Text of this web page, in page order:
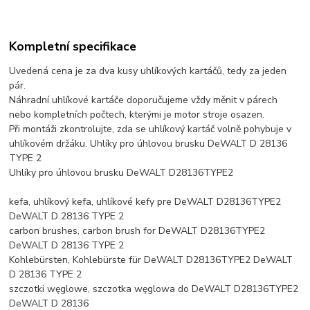
Kompletní specifikace
Uvedená cena je za dva kusy uhlíkových kartáčů, tedy za jeden
pár.
Náhradní uhlíkové kartáče doporučujeme vždy měnit v párech
nebo kompletních počtech, kterými je motor stroje osazen.
Při montáži zkontrolujte, zda se uhlíkový kartáč volně pohybuje v
uhlíkovém držáku. Uhlíky pro úhlovou brusku DeWALT D 28136
TYPE 2
Uhlíky pro úhlovou brusku DeWALT D28136TYPE2
kefa, uhlíkový kefa, uhlíkové kefy pre DeWALT D28136TYPE2
DeWALT D 28136 TYPE 2
carbon brushes, carbon brush for DeWALT D28136TYPE2
DeWALT D 28136 TYPE 2
Kohlebürsten, Kohlebürste für DeWALT D28136TYPE2 DeWALT
D 28136 TYPE 2
szczotki węglowe, szczotka węglowa do DeWALT D28136TYPE2
DeWALT D 28136